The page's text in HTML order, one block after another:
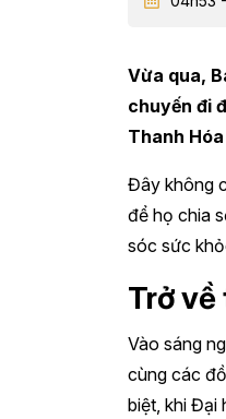
Vừa qua,
chuyến đi
Thanh
Đây không
để họ chia
sóc sức
Trở
Vào sáng
cùng các
biệt, khi Đại